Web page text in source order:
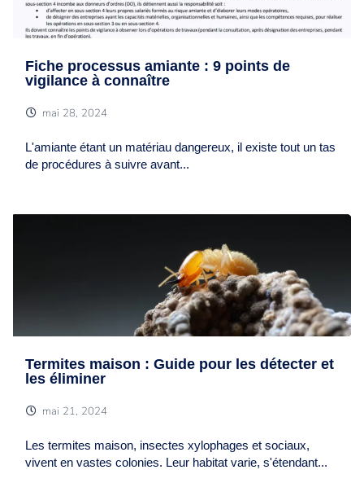
Fiche processus amiante : 9 points de
vigilance à connaître
mai 28, 2024
L'amiante étant un matériau dangereux, il existe tout un tas
de procédures à suivre avant...
Termites maison : Guide pour les détecter et
les éliminer
mai 21, 2024
Les termites maison, insectes xylophages et sociaux,
vivent en vastes colonies. Leur habitat varie, s'étendant...